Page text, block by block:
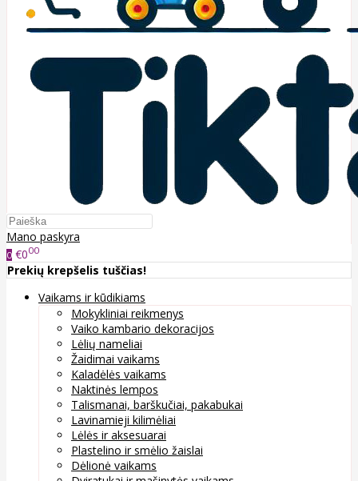
Mano paskyra
0 €000
Prekių krepšelis tuščias!
Vaikams ir kūdikiams
Mokykliniai reikmenys
Vaiko kambario dekoracijos
Lėlių nameliai
Žaidimai vaikams
Kaladėlės vaikams
Naktinės lempos
Talismanai, barškučiai, pakabukai
Lavinamieji kilimėliai
Lėlės ir aksesuarai
Plastelino ir smėlio žaislai
Dėlionė vaikams